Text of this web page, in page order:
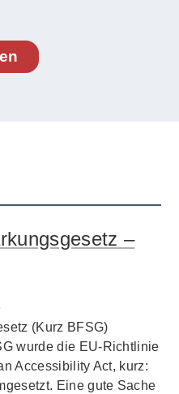
–
(Kurz BFSG)
wurde die EU-Richtlinie
Accessibility Act, kurz:
Eine gute Sache